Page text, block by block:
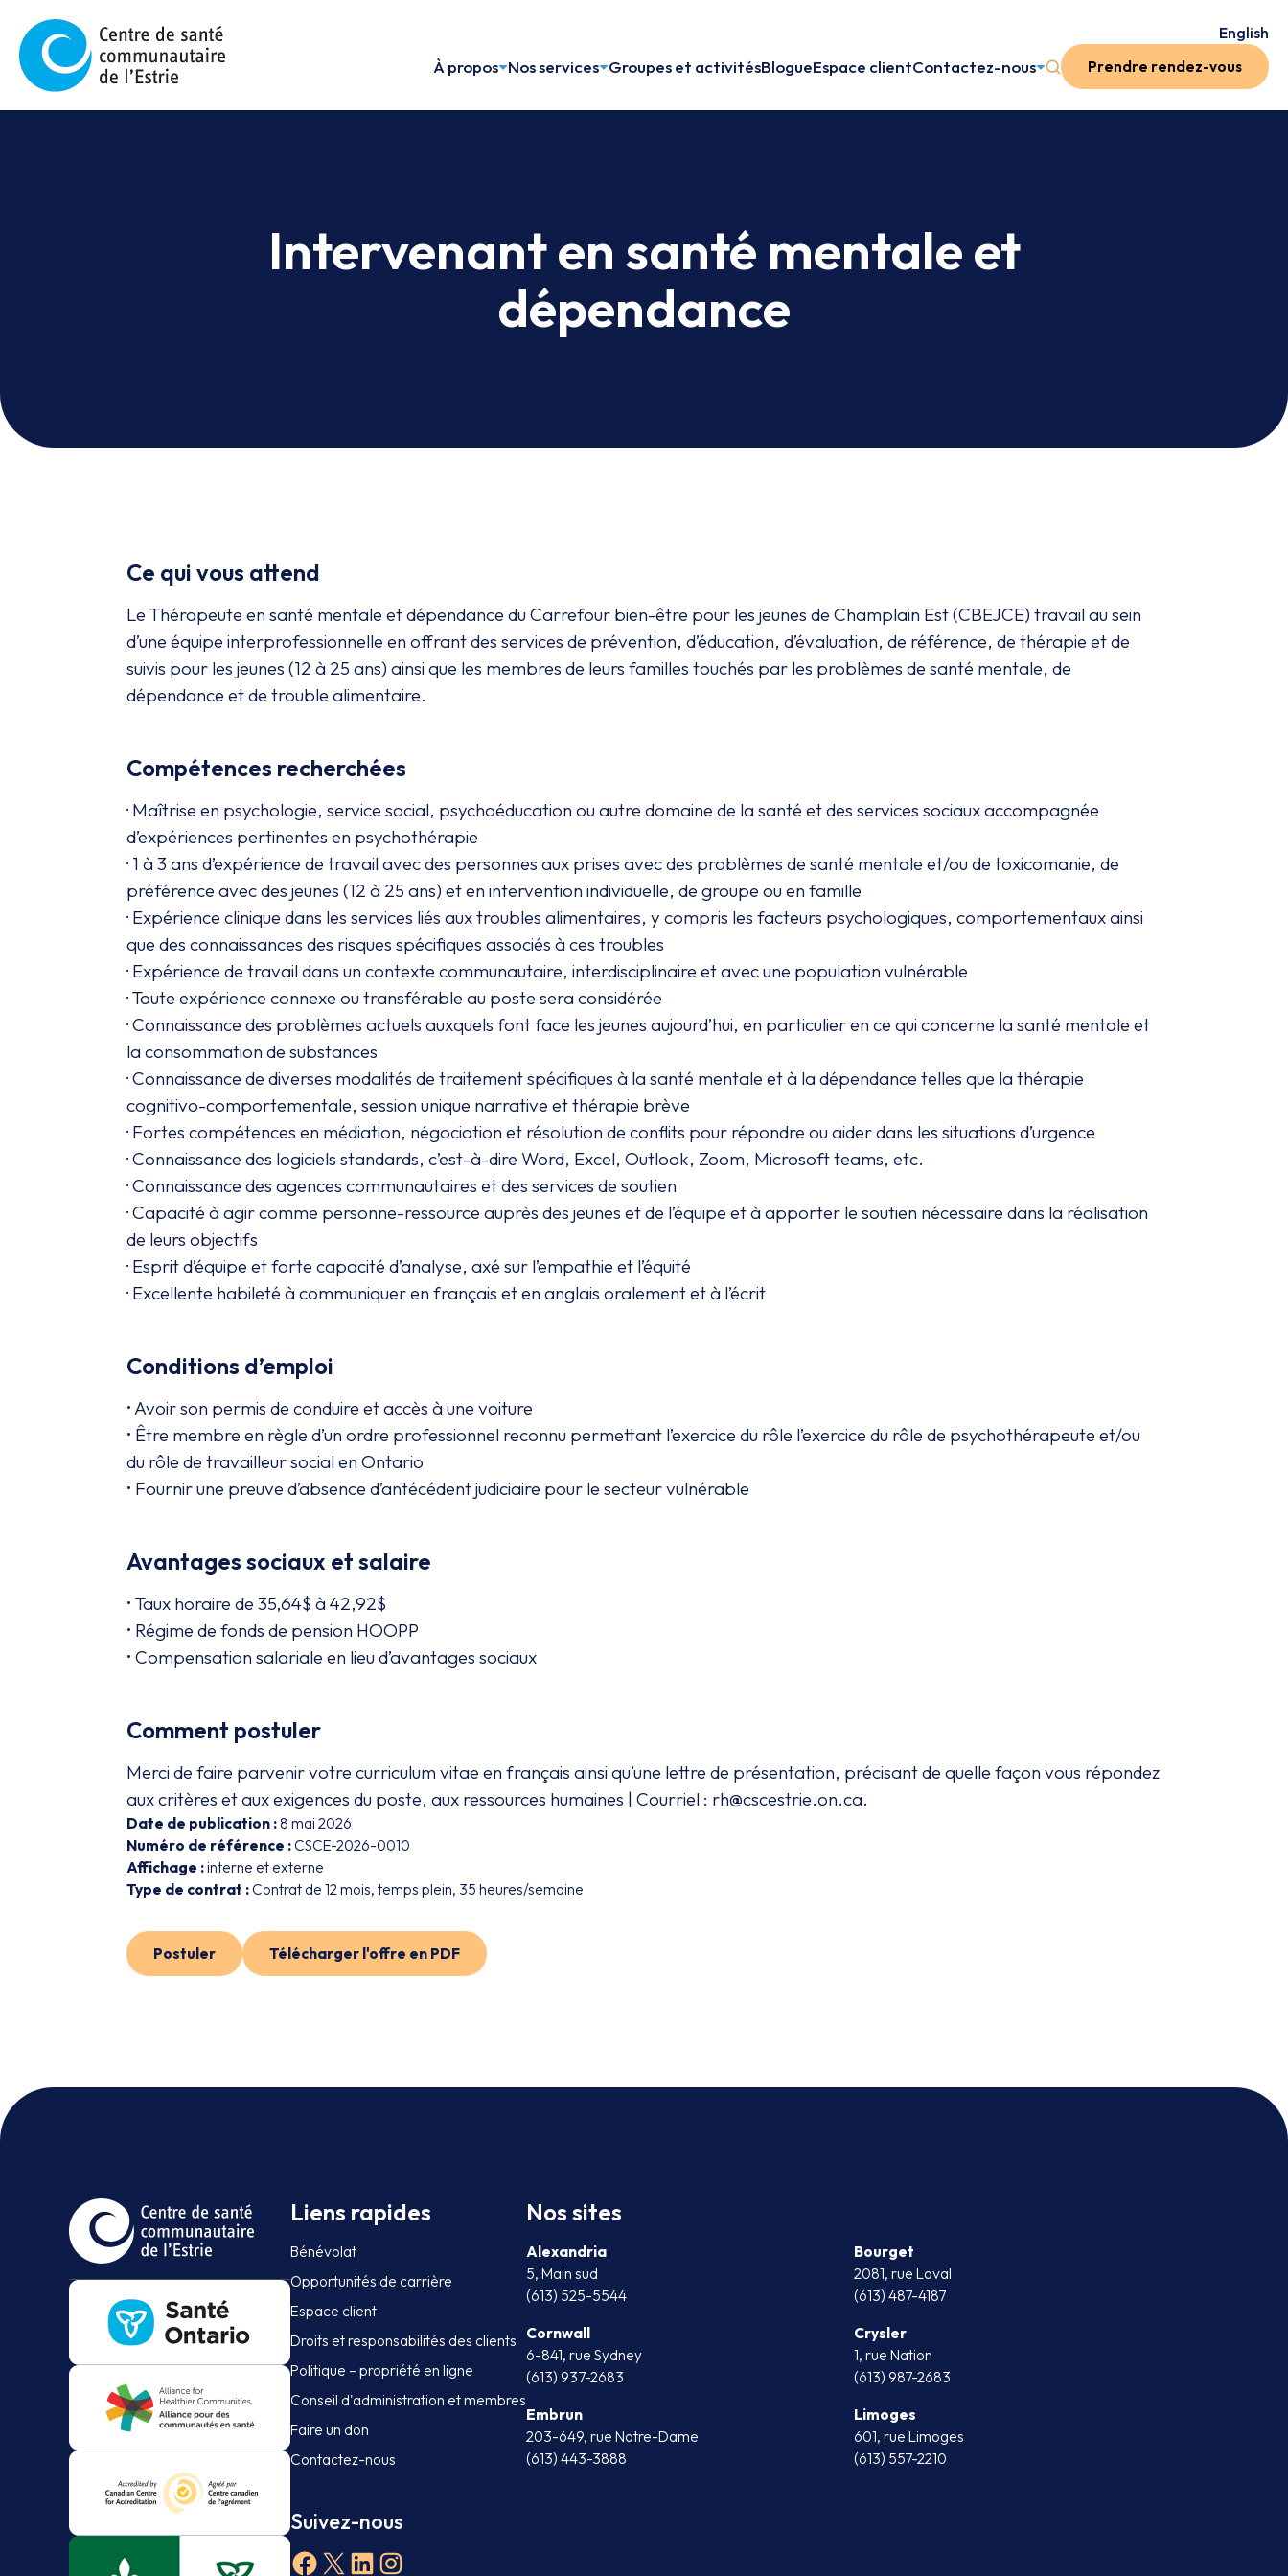
English
À propos Nos services Groupes et activitésBlogueEspace clientContactez-nous Prendre rendez-vous
Intervenant en santé mentale et
dépendance
Ce qui vous attend
Le Thérapeute en santé mentale et dépendance du Carrefour bien-être pour les jeunes de Champlain Est (CBEJCE) travail au sein
d’une équipe interprofessionnelle en offrant des services de prévention, d’éducation, d’évaluation, de référence, de thérapie et de
suivis pour les jeunes (12 à 25 ans) ainsi que les membres de leurs familles touchés par les problèmes de santé mentale, de
dépendance et de trouble alimentaire.
Compétences recherchées
· Maîtrise en psychologie, service social, psychoéducation ou autre domaine de la santé et des services sociaux accompagnée
d’expériences pertinentes en psychothérapie
· 1 à 3 ans d’expérience de travail avec des personnes aux prises avec des problèmes de santé mentale et/ou de toxicomanie, de
préférence avec des jeunes (12 à 25 ans) et en intervention individuelle, de groupe ou en famille
· Expérience clinique dans les services liés aux troubles alimentaires, y compris les facteurs psychologiques, comportementaux ainsi
que des connaissances des risques spécifiques associés à ces troubles
· Expérience de travail dans un contexte communautaire, interdisciplinaire et avec une population vulnérable
· Toute expérience connexe ou transférable au poste sera considérée
· Connaissance des problèmes actuels auxquels font face les jeunes aujourd’hui, en particulier en ce qui concerne la santé mentale et
la consommation de substances
· Connaissance de diverses modalités de traitement spécifiques à la santé mentale et à la dépendance telles que la thérapie
cognitivo-comportementale, session unique narrative et thérapie brève
· Fortes compétences en médiation, négociation et résolution de conflits pour répondre ou aider dans les situations d’urgence
· Connaissance des logiciels standards, c’est-à-dire Word, Excel, Outlook, Zoom, Microsoft teams, etc.
· Connaissance des agences communautaires et des services de soutien
· Capacité à agir comme personne-ressource auprès des jeunes et de l’équipe et à apporter le soutien nécessaire dans la réalisation
de leurs objectifs
· Esprit d’équipe et forte capacité d’analyse, axé sur l’empathie et l’équité
· Excellente habileté à communiquer en français et en anglais oralement et à l’écrit
Conditions d’emploi
• Avoir son permis de conduire et accès à une voiture
• Être membre en règle d’un ordre professionnel reconnu permettant l’exercice du rôle l’exercice du rôle de psychothérapeute et/ou
du rôle de travailleur social en Ontario
• Fournir une preuve d’absence d’antécédent judiciaire pour le secteur vulnérable
Avantages sociaux et salaire
• Taux horaire de 35,64$ à 42,92$
• Régime de fonds de pension HOOPP
• Compensation salariale en lieu d’avantages sociaux
Comment postuler
Merci de faire parvenir votre curriculum vitae en français ainsi qu’une lettre de présentation, précisant de quelle façon vous répondez
aux critères et aux exigences du poste, aux ressources humaines | Courriel : rh@cscestrie.on.ca.
Date de publication :8 mai 2026
Numéro de référence :CSCE-2026-0010
Affichage :interne et externe
Type de contrat :Contrat de 12 mois, temps plein, 35 heures/semaine
Postuler Télécharger l'offre en PDF
Liens rapides
Bénévolat
Opportunités de carrière
Espace client
Droits et responsabilités des clients
Politique – propriété en ligne
Conseil d'administration et membres
Faire un don
Contactez-nous
Suivez-nous
Facebook
X LinkedIn
Instagram
Nos sites
Alexandria
5, Main sud
(613) 525-5544
Bourget
2081, rue Laval
(613) 487-4187
Cornwall
6-841, rue Sydney
(613) 937-2683
Crysler
1, rue Nation
(613) 987-2683
Embrun
203-649, rue Notre-Dame
(613) 443-3888
Limoges
601, rue Limoges
(613) 557-2210